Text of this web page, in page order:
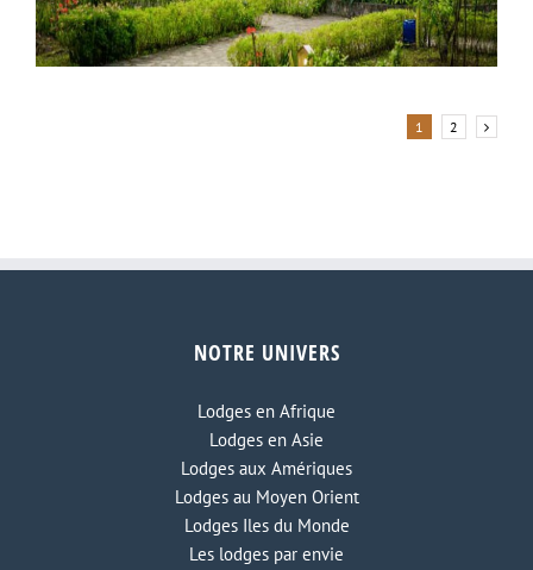
1 2
NOTRE UNIVERS
Lodges en Afrique
Lodges en Asie
Lodges aux Amériques
Lodges au Moyen Orient
Lodges Iles du Monde
Les lodges par envie